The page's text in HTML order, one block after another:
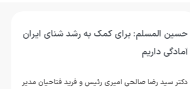
حسین المسلم: برای کمک به رشد شنای ایران
آمادگی داریم
دکتر سید رضا صالحی امیری رئیس و فرید فتاحیان مدیر